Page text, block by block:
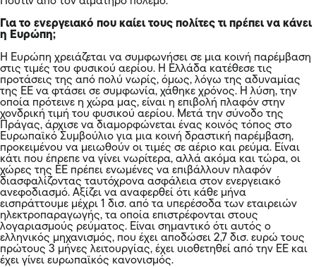
Για το ενεργειακό που καίει τους πολίτες τι πρέπει να κάνει
η Ευρώπη;
Η Ευρώπη χρειάζεται να συμφωνήσει σε μια κοινή παρέμβαση
στις τιμές του φυσικού αερίου. Η Ελλάδα κατέθεσε τις
προτάσεις της από πολύ νωρίς, όμως, λόγω της αδυναμίας
της ΕΕ να φτάσει σε συμφωνία, χάθηκε χρόνος. Η λύση, την
οποία πρότεινε η χώρα μας, είναι η επιβολή πλαφόν στην
χονδρική τιμή του φυσικού αερίου. Μετά την σύνοδο της
Πράγας, άρχισε να διαμορφώνεται ένας κοινός τόπος στο
Ευρωπαϊκό Συμβούλιο για μια κοινή δραστική παρέμβαση,
προκειμένου να μειωθούν οι τιμές σε αέριο και ρεύμα. Είναι
κάτι που έπρεπε να γίνει νωρίτερα, αλλά ακόμα και τώρα, οι
χώρες της ΕΕ πρέπει ενωμένες να επιβάλλουν πλαφόν
διασφαλίζοντας ταυτόχρονα ασφάλεια στον ενεργειακό
ανεφοδιασμό. Αξίζει να αναφερθεί ότι κάθε μήνα
εισπράττουμε μέχρι 1 δισ. από τα υπερέσοδα των εταιρειών
ηλεκτροπαραγωγής, τα οποία επιστρέφονται στους
λογαριασμούς ρεύματος. Είναι σημαντικό ότι αυτός ο
ελληνικός μηχανισμός, που έχει αποδώσει 2,7 δισ. ευρώ τους
πρώτους 3 μήνες λειτουργίας, έχει υιοθετηθεί από την ΕΕ και
έχει γίνει ευρωπαϊκός κανονισμός.